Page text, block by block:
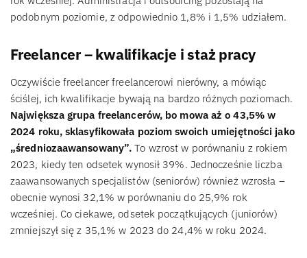
podobnym poziomie, z odpowiednio 1,8% i 1,5% udziałem.
Freelancer – kwalifikacje i staż pracy
Oczywiście freelancer freelancerowi nierówny, a mówiąc
ściślej, ich kwalifikacje bywają na bardzo różnych poziomach.
Największa grupa freelancerów, bo mowa aż o 43,5% w
2024 roku, sklasyfikowała poziom swoich umiejętności jako
„średniozaawansowany”. To wzrost w porównaniu z rokiem
2023, kiedy ten odsetek wynosił 39%. Jednocześnie liczba
zaawansowanych specjalistów (seniorów) również wzrosła –
obecnie wynosi 32,1% w porównaniu do 25,9% rok
wcześniej. Co ciekawe, odsetek początkujących (juniorów)
zmniejszył się z 35,1% w 2023 do 24,4% w roku 2024.